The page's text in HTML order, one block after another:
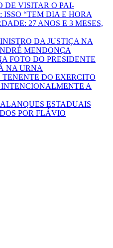
DE VISITAR O PAI-
“TEM DIA E HORA
27 ANOS E 3 MESES,
DA JUSTIÇA NA
MENDONÇA
FOTO DO PRESIDENTE
NA URNA
TENENTE DO EXERCITO
A
ESTADUAIS
POR FLÁVIO